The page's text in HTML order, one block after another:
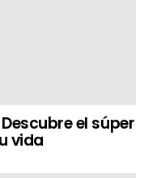
el súper
vida